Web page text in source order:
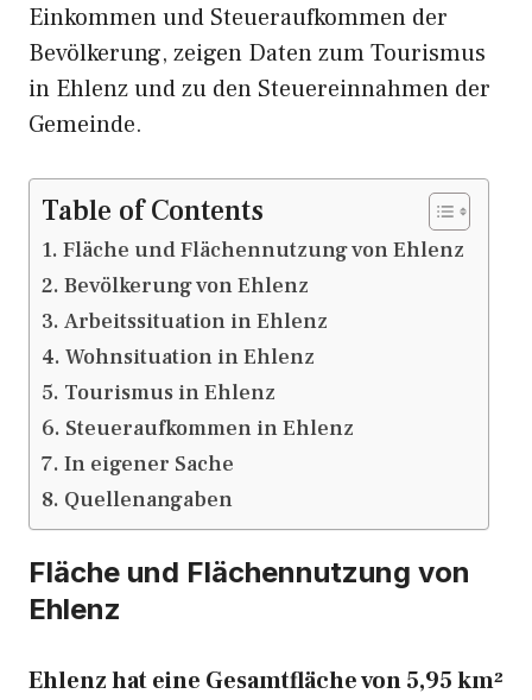
Einkommen und Steueraufkommen der
Bevölkerung, zeigen Daten zum Tourismus
in Ehlenz und zu den Steuereinnahmen der
Gemeinde.
Table of Contents
Fläche und Flächennutzung von Ehlenz
Bevölkerung von Ehlenz
Arbeitssituation in Ehlenz
Wohnsituation in Ehlenz
Tourismus in Ehlenz
Steueraufkommen in Ehlenz
In eigener Sache
Quellenangaben
Fläche und Flächennutzung von
Ehlenz
Ehlenz hat eine Gesamtfläche von 5,95 km²